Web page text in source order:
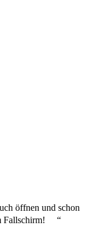
öffnen und schon
“